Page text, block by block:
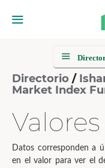
Directorio /
Market Index
Datos corresponden a
en el valor para ver el